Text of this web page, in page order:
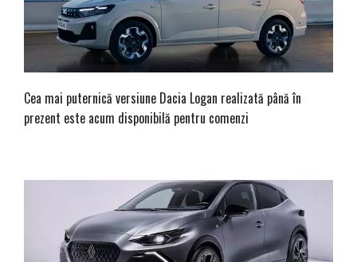
Cea mai puternică versiune Dacia Logan realizată până în
prezent este acum disponibilă pentru comenzi